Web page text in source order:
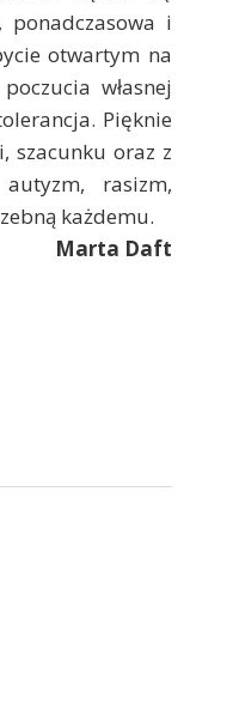
i
otwartym na
własnej
Pięknie
szacunku oraz z
rasizm,
każdemu.
Marta Daft